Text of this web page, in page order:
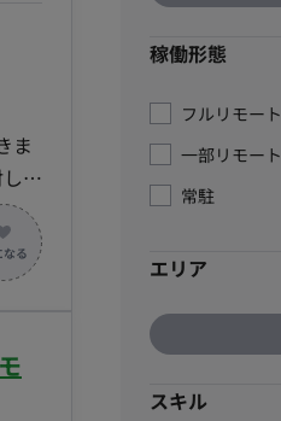
ま
じ
体
稼働形態
フルリモート
一部リモート
常駐
エリア
スキル